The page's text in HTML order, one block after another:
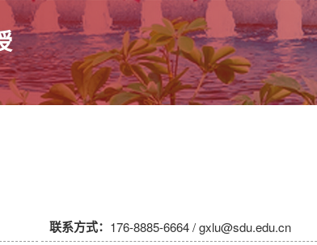
联系方式： 176-8885-6664 / gxlu@sdu.edu.cn